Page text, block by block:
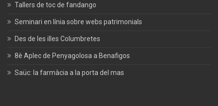
Tallers de toc de fandango
Seminari en línia sobre webs patrimonials
Des de les illes Columbretes
8è Aplec de Penyagolosa a Benafigos
Saüc: la farmàcia a la porta del mas